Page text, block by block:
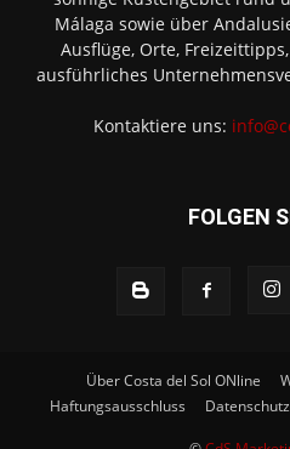
Málaga sowie über
Ausflüge, Orte,
ausführliches
Kontaktiere uns:
FOLGEN
Über Costa del Sol ONline
Haftungsausschluss